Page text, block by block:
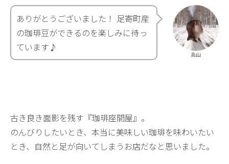
高山
ありがとうございました！ 足寄町産
の珈琲豆ができるのを楽しみに待っ
ています♪
古き良き面影を残す『珈琲座間屋』。
のんびりしたいとき、本当に美味しい珈琲を味わいたい
とき、自然と足が向いてしまうお店だなと思いました。